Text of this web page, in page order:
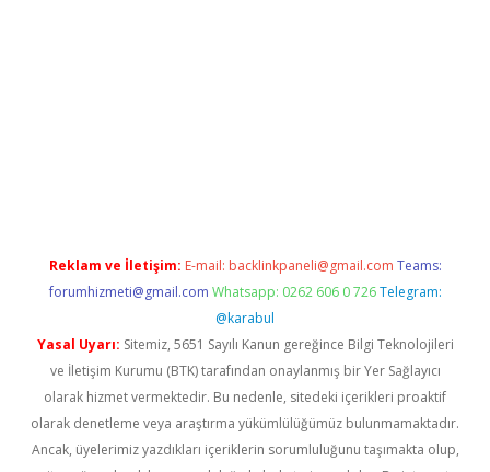
Reklam ve İletişim: E-mail: backlinkpaneli@gmail.com Teams:
forumhizmeti@gmail.com Whatsapp: 0262 606 0 726 Telegram:
@karabul
Yasal Uyarı: Sitemiz, 5651 Sayılı Kanun gereğince Bilgi Teknolojileri
ve İletişim Kurumu (BTK) tarafından onaylanmış bir Yer Sağlayıcı
olarak hizmet vermektedir. Bu nedenle, sitedeki içerikleri proaktif
olarak denetleme veya araştırma yükümlülüğümüz bulunmamaktadır.
Ancak, üyelerimiz yazdıkları içeriklerin sorumluluğunu taşımakta olup,